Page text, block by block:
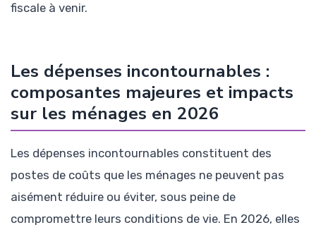
fiscale à venir.
Les dépenses incontournables :
composantes majeures et impacts
sur les ménages en 2026
Les dépenses incontournables constituent des
postes de coûts que les ménages ne peuvent pas
aisément réduire ou éviter, sous peine de
compromettre leurs conditions de vie. En 2026, elles